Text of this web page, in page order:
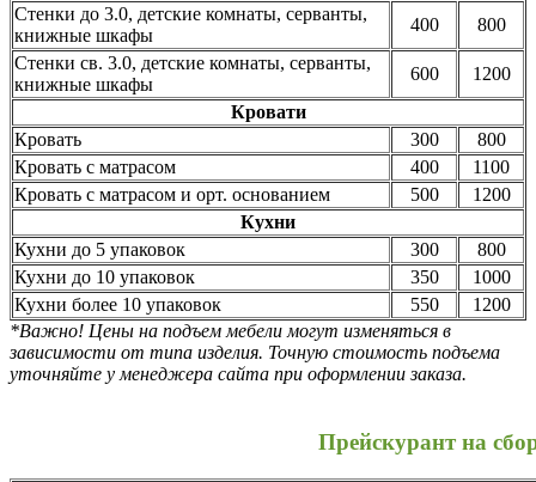
Стенки до 3.0, детские комнаты, серванты,
книжные шкафы
400
800
Стенки св. 3.0, детские комнаты, серванты,
книжные шкафы
600
1200
Кровати
Кровать
300
800
Кровать с матрасом
400
1100
Кровать с матрасом и орт. основанием
500
1200
Кухни
Кухни до 5 упаковок
300
800
Кухни до 10 упаковок
350
1000
Кухни более 10 упаковок
550
1200
*Важно! Цены на подъем мебели могут изменяться в
зависимости от типа изделия. Точную стоимость подъема
уточняйте у менеджера сайта при оформлении заказа.
Прейскурант на